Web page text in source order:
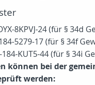
8KPVJ-24 (für § 34d
5279-17 (für § 34f
KUT5-44 (für § 34i
können bei der
werden: